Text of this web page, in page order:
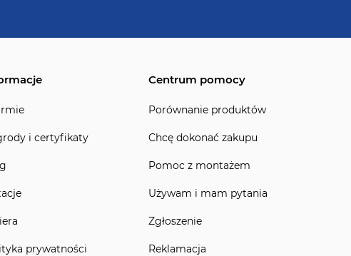
i certyfikaty
prywatności
Centrum pomocy
Porównanie produktów
Chcę dokonać zakupu
Pomoc z montażem
Używam i mam pytania
Zgłoszenie
Reklamacja